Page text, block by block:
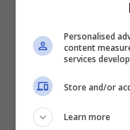
Personalised
content
services
Store and/or
Learn more